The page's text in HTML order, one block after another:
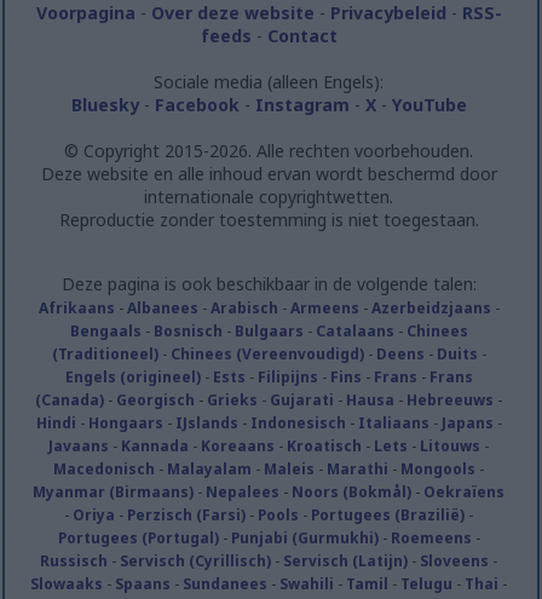
Voorpagina - Over deze website - Privacybeleid - RSS-
feeds - Contact
Sociale media (alleen Engels):
Bluesky- Facebook - Instagram - X- YouTube
© Copyright 2015-2026. Alle rechten voorbehouden.
Deze website en alle inhoud ervan wordt beschermd door
internationale copyrightwetten.
Reproductie zonder toestemming is niet toegestaan.
Deze pagina is ook beschikbaar in de volgende talen:
Afrikaans -Albanees -Arabisch -Armeens -Azerbeidzjaans -
Bengaals - Bosnisch - Bulgaars - Catalaans - Chinees
(Traditioneel)- Chinees (Vereenvoudigd)- Deens - Duits -
Engels (origineel)- Ests - Filipijns - Fins - Frans - Frans
(Canada) - Georgisch - Grieks - Gujarati - Hausa - Hebreeuws -
Hindi - Hongaars - IJslands - Indonesisch - Italiaans - Japans -
Javaans - Kannada - Koreaans - Kroatisch - Lets - Litouws -
Macedonisch - Malayalam - Maleis - Marathi - Mongools -
Myanmar (Birmaans) - Nepalees - Noors (Bokmål) - Oekraïens
- Oriya - Perzisch (Farsi) - Pools - Portugees (Brazilië) -
Portugees (Portugal)- Punjabi (Gurmukhi)- Roemeens -
Russisch - Servisch (Cyrillisch) - Servisch (Latijn) - Sloveens -
Slowaaks - Spaans - Sundanees - Swahili - Tamil - Telugu - Thai -